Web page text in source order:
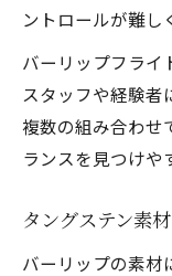
ントロールが難し
バーリップフライ
スタッフや経験者
複数の組み合わせ
ランスを見つけや
タングステン素
バーリップの素材